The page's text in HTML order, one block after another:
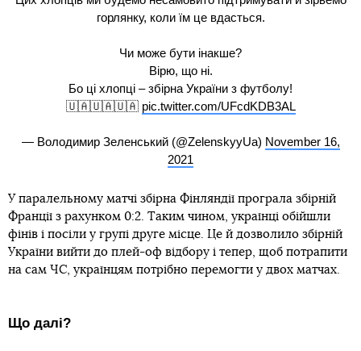
горлянку, коли їм це вдасться.
Чи може бути інакше?
Вірю, що ні.
Бо ці хлопці – збірна України з футболу!
🇺🇦🇺🇦🇺🇦 pic.twitter.com/UFcdKDB3AL
— Володимир Зеленський (@ZelenskyyUa) November 16,
2021
У паралельному матчі збірна Фінляндії програла збірній
Франції з рахунком 0:2. Таким чином, українці обійшли
фінів і посіли у групі друге місце. Це й дозволило збірній
України вийти до плей-оф відбору і тепер, щоб потрапити
на сам ЧС, українцям потрібно перемогти у двох матчах.
Що далі?